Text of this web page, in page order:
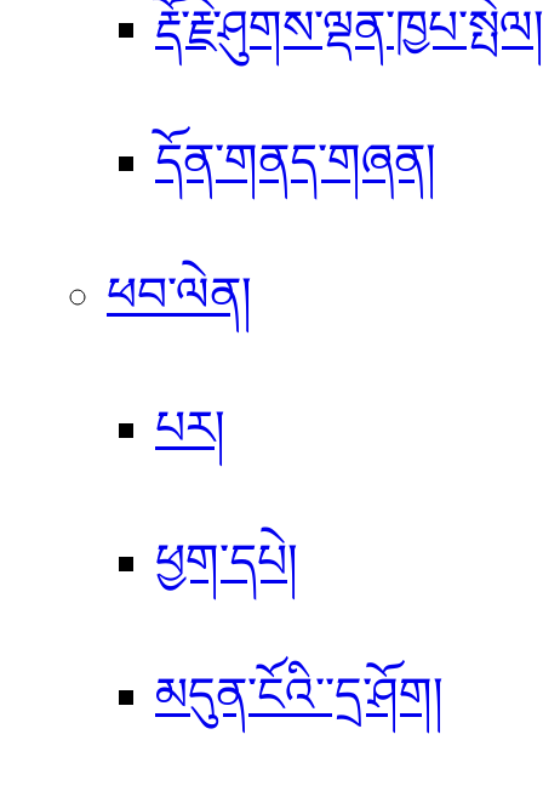
རྡོ་རྗེ་ཤུགས་ལྡན་ཁྱཔ་སྤེལ།
དོན་གནད་གཞན།
ཕབ་ལེན།
པར།
ཕྱག་དཔེ།
མདུན་ངོའི་་དྲ་ཤོག།